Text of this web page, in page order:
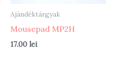
Ajándéktárgyak
Mousepad MP2H
17.00 lei